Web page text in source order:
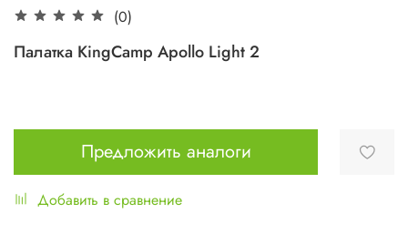
(0)
Палатка KingCamp Apollo Light 2
Предложить аналоги
Добавить в сравнение